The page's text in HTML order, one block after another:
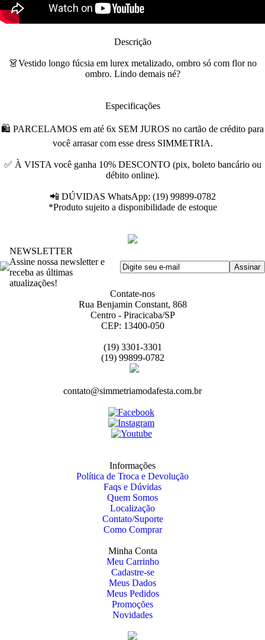
Descrição
👗Vestido longo fúcsia em lurex metalizado, ombro só com flor no
ombro. Lindo demais né?
Especificações
🛍 PARCELAMOS em até 6x SEM JUROS no cartão de crédito para
você arrasar com esse dress SIMMETRIA.
✅ À VISTA você ganha 10% DESCONTO (pix, boleto bancário ou
débito online).
📲 DÚVIDAS WhatsApp: (19) 99899-0782
*Produto sujeito a disponibilidade de estoque
NEWSLETTER
Assine nossa newsletter e
receba as últimas
atualizações!
Contate-nos
Rua Benjamin Constant, 868
Centro - Piracicaba/SP
CEP: 13400-050
(19) 3301-3301
(19) 99899-0782
contato@simmetriamodafesta.com.br
Informações
Política de Troca e Devolução
Faqs e Dúvidas
Quem Somos
Localização
Contato/Suporte
Como Comprar
Minha Conta
Meu Carrinho
Cadastre-se
Meus Dados
Meus Pedidos
Promoções
Novidades